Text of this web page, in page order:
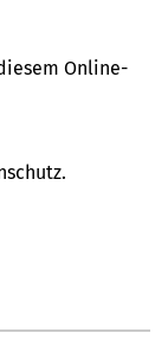
Online-